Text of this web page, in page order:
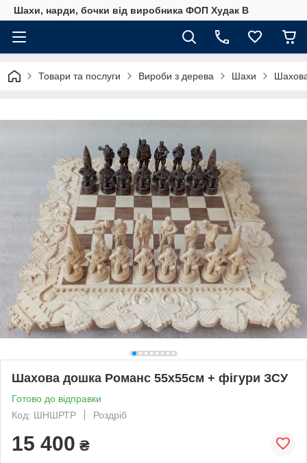
Шахи, нарди, бочки від виробника ФОП Худак В
Товари та послуги Вироби з дерева Шахи
Шахова дошка Романс 55х55см + фігури ЗСУ
Готово до відправки
Код: ШНШРТР
Роздріб
15 400 ₴